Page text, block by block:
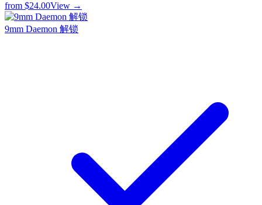
from $24.00View →
9mm Daemon 解锁